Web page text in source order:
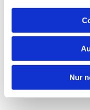
Nur